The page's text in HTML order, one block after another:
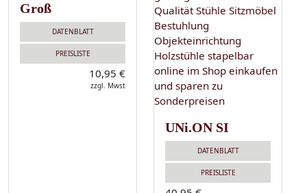
Groß
DATENBLATT
PREISLISTE
10,95 €
zzgl. Mwst
UNi.ON SI
DATENBLATT
PREISLISTE